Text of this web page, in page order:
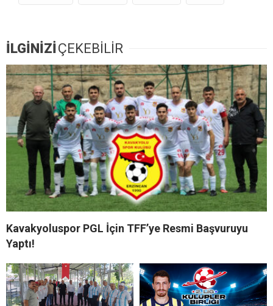
İLGİNİZİ ÇEKEBİLİR
Kavakyoluspor PGL İçin TFF’ye Resmi Başvuruyu
Yaptı!